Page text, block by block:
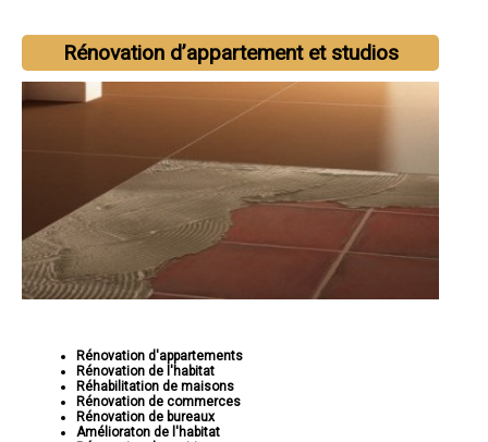
Rénovation d’appartement et studios
Rénovation d'appartements
Rénovation de l'habitat
Réhabilitation de maisons
Rénovation de commerces
Rénovation de bureaux
Amélioraton de l'habitat